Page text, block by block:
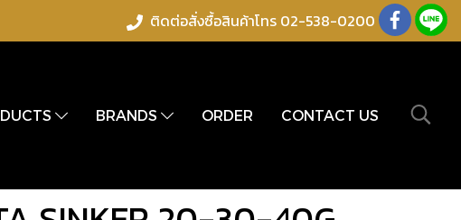
ติดต่อสั่งซื้อสินค้าโทร 02-538-0200
BRANDS ORDER CONTACT US